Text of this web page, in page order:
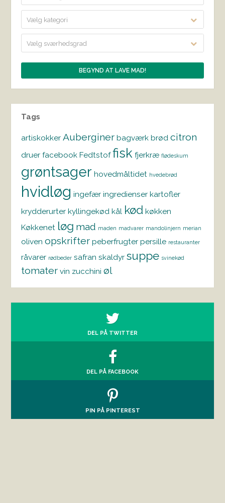
Vælg kategori
Vælg sværhedsgrad
Tags
artiskokker Auberginer bagværk brød citron
druer facebook Fedtstof fisk fjerkræ flødeskum
grøntsager hovedmåltidet hvedebrød
hvidløg ingefær ingredienser kartofler
krydderurter kyllingekød kål kød køkken
Køkkenet løg mad maden madvarer mandolinjern merian
oliven opskrifter peberfrugter persille restauranter
råvarer rødbeder safran skaldyr suppe svinekød
tomater vin zucchini øl
DEL PÅ TWITTER
DEL PÅ FACEBOOK
PIN PÅ PINTEREST